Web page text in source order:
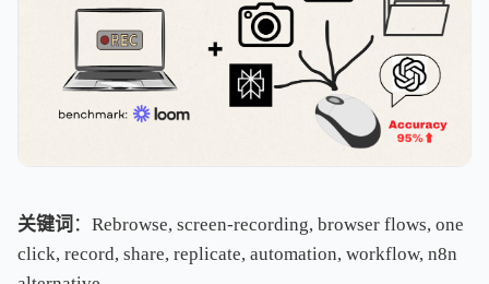
关键词 ：Rebrowse, screen-recording, browser flows, one
click, record, share, replicate, automation, workflow, n8n